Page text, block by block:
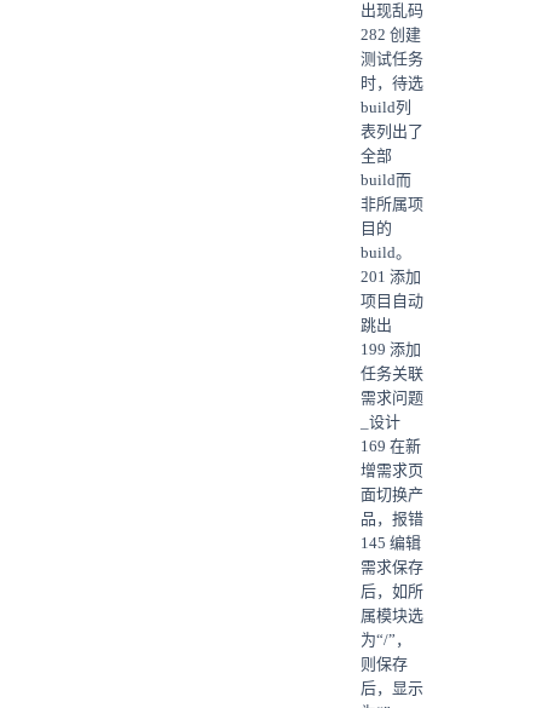
出现乱码
282 创建
测试任务
时，待选
build列
表列出了
全部
build而
非所属项
目的
build。
201 添加
项目自动
跳出
199 添加
任务关联
需求问题
_设计
169 在新
增需求页
面切换产
品，报错
145 编辑
需求保存
后，如所
属模块选
为“/”，
则保存
后，显示